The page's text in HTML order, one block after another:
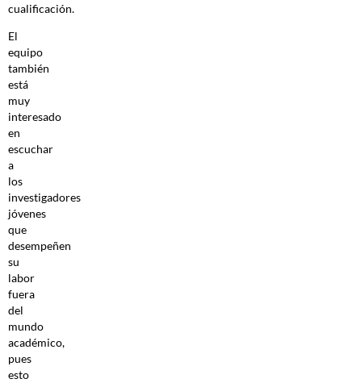
cualificación.
El
equipo
también
está
muy
interesado
en
escuchar
a
los
investigadores
jóvenes
que
desempeñen
su
labor
fuera
del
mundo
académico,
pues
esto